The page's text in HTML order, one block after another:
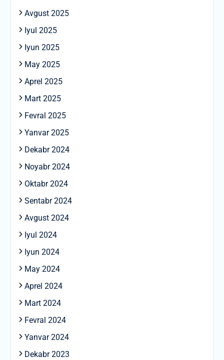
Avgust 2025
Iyul 2025
Iyun 2025
May 2025
Aprel 2025
Mart 2025
Fevral 2025
Yanvar 2025
Dekabr 2024
Noyabr 2024
Oktabr 2024
Sentabr 2024
Avgust 2024
Iyul 2024
Iyun 2024
May 2024
Aprel 2024
Mart 2024
Fevral 2024
Yanvar 2024
Dekabr 2023